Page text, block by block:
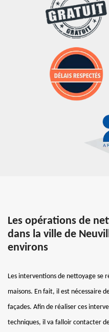
Les opérations de
dans la ville de
environs
Les interventions de nettoyage se
maisons. En fait, il est nécessaire
façades. Afin de réaliser ces
techniques, il va falloir contacter